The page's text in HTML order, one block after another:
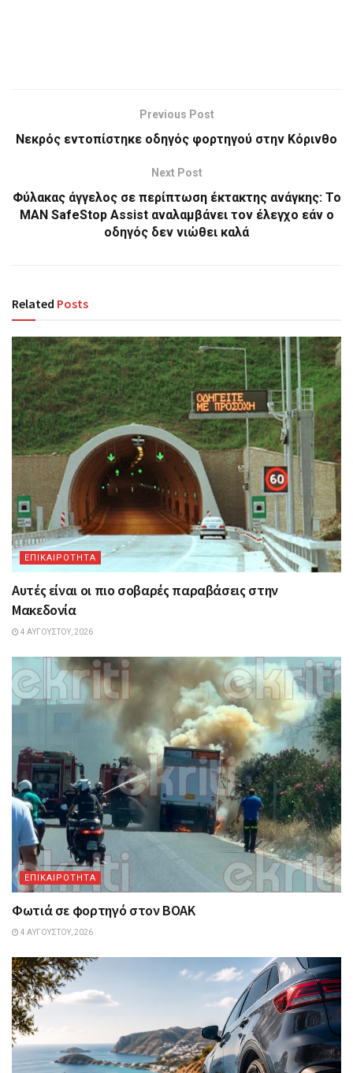
Previous Post
Νεκρός εντοπίστηκε οδηγός φορτηγού στην Κόρινθο
Next Post
Φύλακας άγγελος σε περίπτωση έκτακτης ανάγκης: Το
MAN SafeStop Assist αναλαμβάνει τον έλεγχο εάν ο
οδηγός δεν νιώθει καλά
Related Posts
ΕΠΙΚΑΙΡΟΤΗΤΑ
Αυτές είναι οι πιο σοβαρές παραβάσεις στην
Μακεδονία
4 ΑΥΓΟΎΣΤΟΥ, 2026
ΕΠΙΚΑΙΡΟΤΗΤΑ
Φωτιά σε φορτηγό στον ΒΟΑΚ
4 ΑΥΓΟΎΣΤΟΥ, 2026